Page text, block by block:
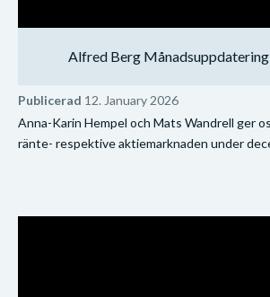
Alfred Berg
Publicerad 12. January 2026
Anna-Karin Hempel och Mats Wandrell ger
ränte- respektive aktiemarknaden under